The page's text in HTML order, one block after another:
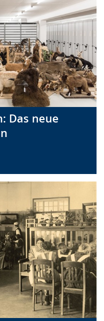
Das neue